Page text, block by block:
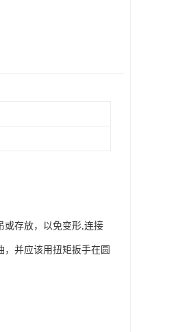
或存放，以免变形,连接
并应该用扭矩扳手在圆